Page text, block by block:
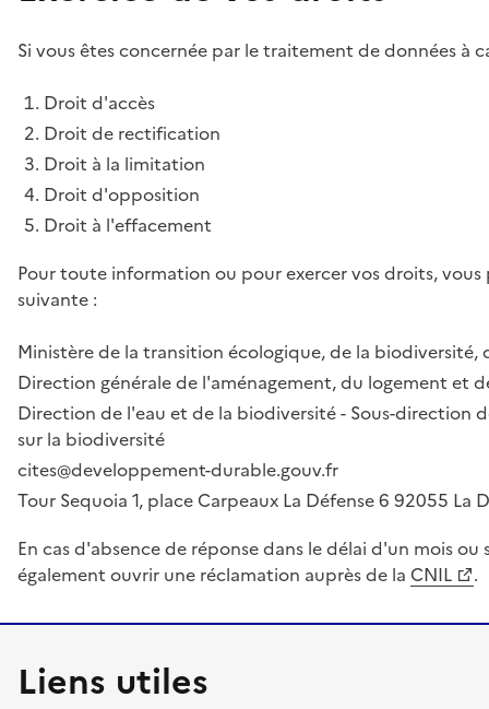
Si vous êtes concernée par le traitement de données à
Droit d'accès
Droit de rectification
Droit à la limitation
Droit d'opposition
Droit à l'effacement
Pour toute information ou pour exercer vos droits,
suivante :
Ministère de la transition écologique, de la biodiversité,
Direction générale de l'aménagement, du logement et
Direction de l'eau et de la biodiversité - Sous-direction
sur la biodiversité
cites@developpement-durable.gouv.fr
Tour Sequoia 1, place Carpeaux La Défense 6 92055 La
En cas d'absence de réponse dans le délai d'un mois
également ouvrir une réclamation auprès de la CNIL .
Liens utiles